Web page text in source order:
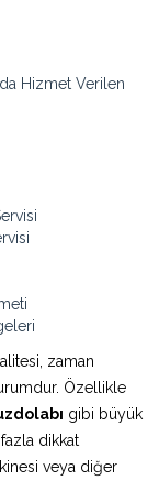
Hizmet Verilen
zaman
Özellikle
gibi büyük
dikkat
veya diğer